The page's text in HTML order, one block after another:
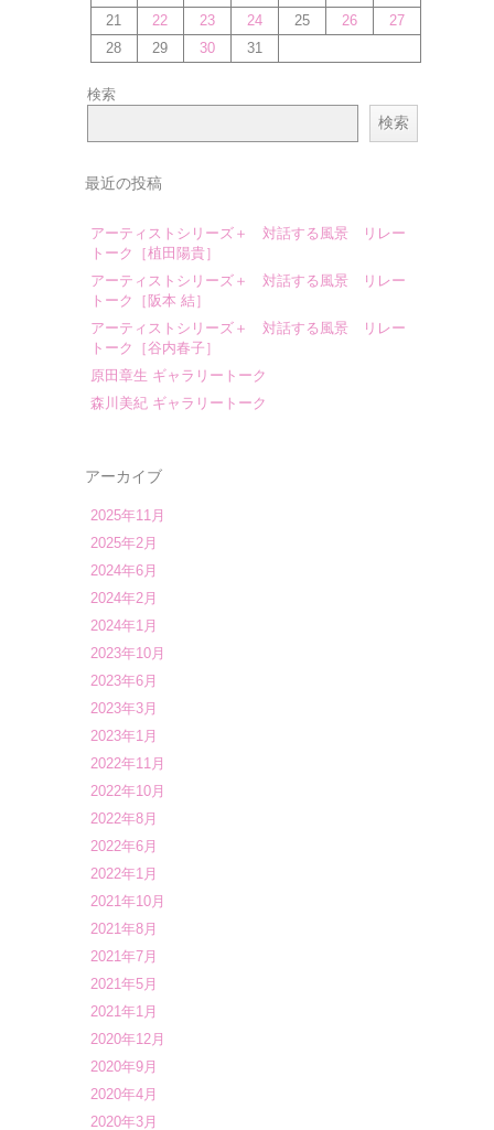
21
22 23 24 25 26
27
28
29 30 31
検索
検索
最近の投稿
アーティストシリーズ＋ 対話する風景 リレー
トーク［植田陽貴］
アーティストシリーズ＋ 対話する風景 リレー
トーク［阪本 結］
アーティストシリーズ＋ 対話する風景 リレー
トーク［谷内春子］
原田章生 ギャラリートーク
森川美紀 ギャラリートーク
アーカイブ
2025年11月
2025年2月
2024年6月
2024年2月
2024年1月
2023年10月
2023年6月
2023年3月
2023年1月
2022年11月
2022年10月
2022年8月
2022年6月
2022年1月
2021年10月
2021年8月
2021年7月
2021年5月
2021年1月
2020年12月
2020年9月
2020年4月
2020年3月